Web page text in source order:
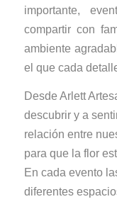
importante,
compartir con
ambiente
el que cada
Desde Arlett
descubrir y a
relación entre
para que la flor
En cada evento
diferentes